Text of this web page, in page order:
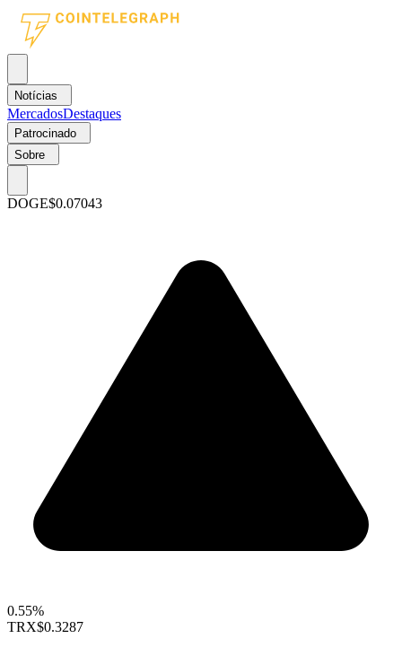
Notícias
MercadosDestaques
Patrocinado
Sobre
DOGE$0.07043
0.55%
TRX$0.3287